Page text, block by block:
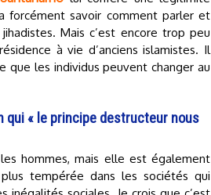
forcément savoir comment parler et
Mais c’est encore trop peu
à vie d’anciens islamistes. Il
les individus peuvent changer au
qui « le principe destructeur nous
hommes, mais elle est également
tempérée dans les sociétés qui